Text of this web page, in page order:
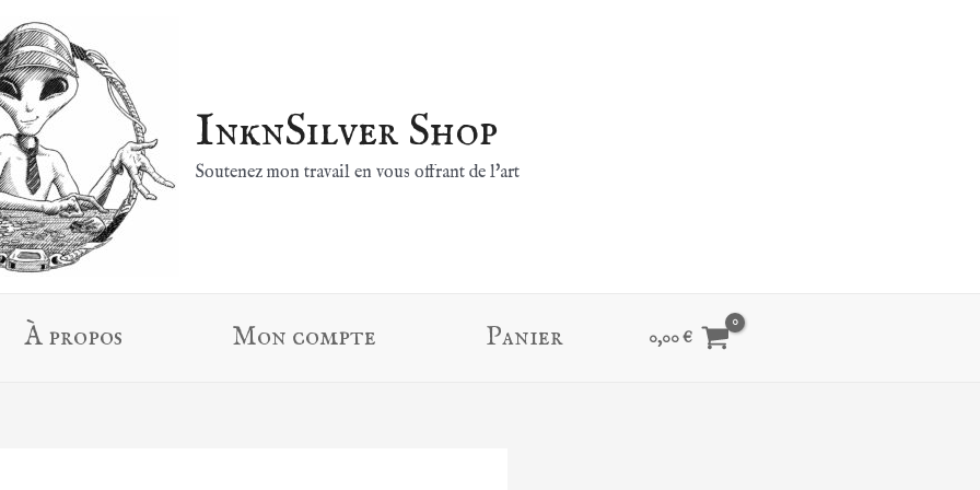
InknSilver Shop
Soutenez mon travail en vous offrant de l'art
À propos Mon compte Panier 0,00€